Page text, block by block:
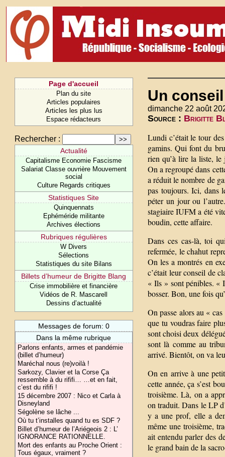
Page d'accueil
Plan du site
Articles populaires
Articles les plus lus
Espace rédacteurs
Rechercher :
Actualité
Capitalisme Economie Fascisme
Salariat Classe ouvrière Mouvement
social
Culture Regards critiques
Statistiques Site
Quinquennats
Ephéméride militante
Archives élections
Rubriques régulières
W Divers
Sélections
Statistiques du site Bilans
Billets d’humeur de Brigitte Blang
Crise immobilière et financière
Vidéos de R. Mascarell
Dessins d’actualité
Messages de forum: 0
Dans la même rubrique
Parlons enfants, armes et pandémie
(billet d’humeur)
Maréchal nous (re)voilà !
Sarkozy, Clavier et la Corse Ça
ressemble à du rififi… …et en fait,
c’est du rififi !
15 décembre 2007 : Nico et Carla à
Disneyland
Ségolène se lâche ...
Où tu t’installes quand tu es SDF ?
Billet d’humeur de l’Ariégeois 2 : L’
IGNORANCE RATIONNELLE.
Mort des enfants au Proche Orient :
Tous égaux, vraiment ?
Un
dimanche 22 août
Source : Brigitte
Lundi c’était le tour
gamins. Qui font du
rien qu’à lire la liste,
On a regroupé dans
a réduit le nombre de
pas toujours. Ici, dans
péter un jour ou
stagiaire IUFM a été
boudin, cette affaire.
Dans ces cas-là, toi
refermée, le chahut
On les a montrés en
c’était leur conseil de
« Ils » sont pénibles. «
bosser. Bon, une fois
On passe alors au «
que tu voudras faire
sont choisi deux
sont là comme au
arrivé. Bientôt, on va
On en arrive à une
cette année, ça s’est
troisième. Là, on a
on traduit. Dans le LP
y a une prof, elle a
même une troisième,
ait entendu parler des
le grand bain de la